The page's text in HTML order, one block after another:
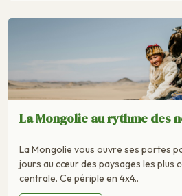
La Mongolie au rythme des
La Mongolie vous ouvre ses portes
jours au cœur des paysages les plus
centrale. Ce périple en 4x4..